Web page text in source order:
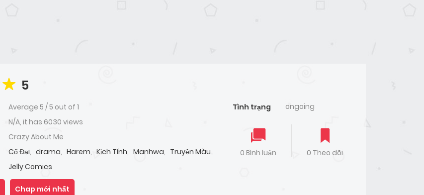
5
Average 5 /5 out of 1
N/A, it has 6030 views
Crazy About Me
Cổ Đại, drama, Harem, Kịch Tính, Manhwa, Truyện Màu
Jelly Comics
Tình trạng ongoing
0 Bình luận 0 Theo dõi
Chap mới nhất